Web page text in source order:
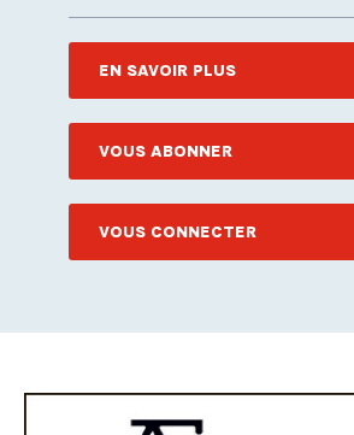
EN SAVOIR PLUS
VOUS ABONNER
VOUS CONNECTER